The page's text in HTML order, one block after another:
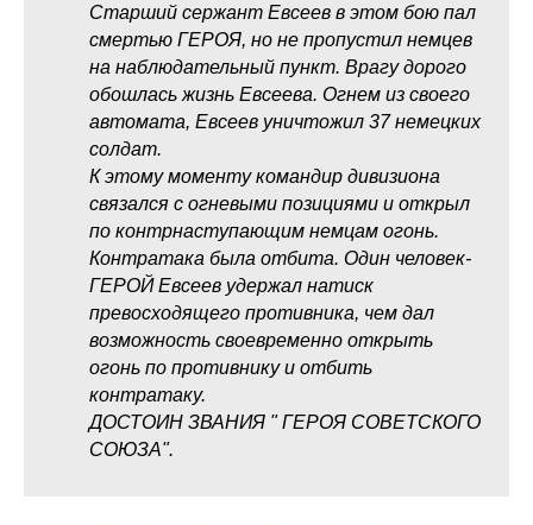
Старший сержант Евсеев в этом бою пал
смертью ГЕРОЯ, но не пропустил немцев
на наблюдательный пункт. Врагу дорого
обошлась жизнь Евсеева. Огнем из своего
автомата, Евсеев уничтожил 37 немецких
солдат.
К этому моменту командир дивизиона
связался с огневыми позициями и открыл
по контрнаступающим немцам огонь.
Контратака была отбита. Один человек-
ГЕРОЙ Евсеев удержал натиск
превосходящего противника, чем дал
возможность своевременно открыть
огонь по противнику и отбить
контратаку.
ДОСТОИН ЗВАНИЯ " ГЕРОЯ СОВЕТСКОГО
СОЮЗА".